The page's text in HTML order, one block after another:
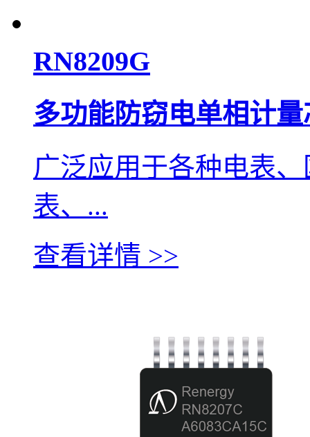
RN8209G
多功能防窃电单相计量
广泛应用于各种电表
表、...
查看详情 >>